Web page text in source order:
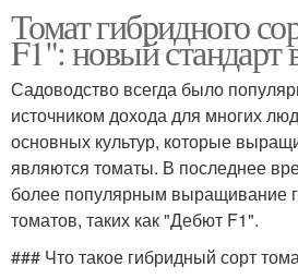
Томат гибридного
F1": новый стандарт
Садоводство всегда было
источником дохода для многих
основных культур, которые
являются томаты. В последнее
более популярным выращивание
томатов, таких как "Дебют F1".
### Что такое гибридный сорт